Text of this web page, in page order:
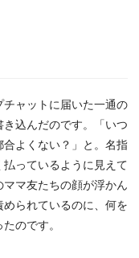
ャットに届いた一通の
込んだのです。「いつ
よくない？」と。名指
っているように見えて
マ友たちの顔が浮かん
られているのに、何を
のです。